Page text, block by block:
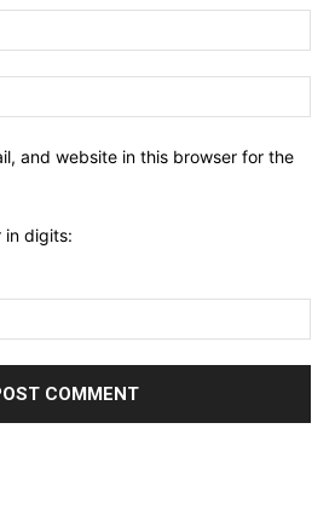
and website in this browser for the
in digits: